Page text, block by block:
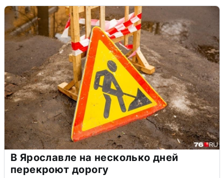
В Ярославле на несколько дней
перекроют дорогу